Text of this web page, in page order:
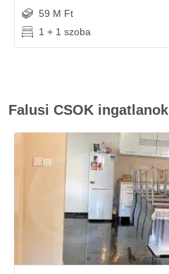
59 M Ft
1 + 1 szoba
Falusi CSOK ingatlanok